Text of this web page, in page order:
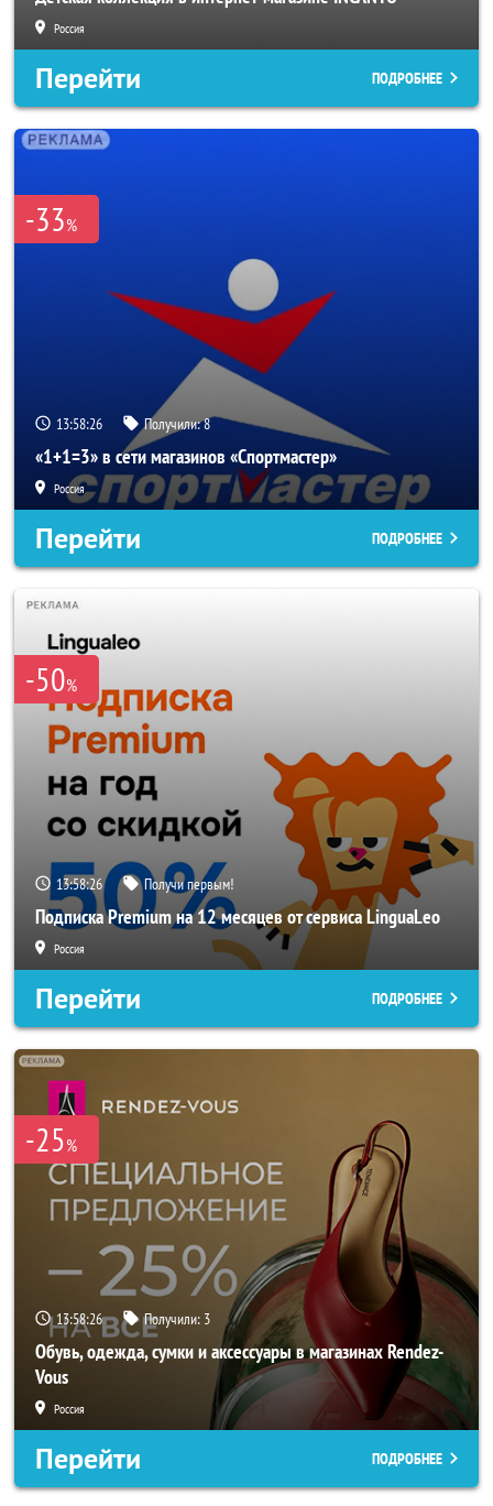
Россия
Перейти ПОДРОБНЕЕ
-33%
13:58:24 Получили:8
«1+1=3» в сети магазинов «Спортмастер»
Россия
Перейти ПОДРОБНЕЕ
-50%
13:58:24 Получи первым!
Подписка Premium на 12 месяцев от сервиса LinguaLeo
Россия
Перейти ПОДРОБНЕЕ
-25%
13:58:24 Получили: 3
Обувь, одежда, сумки и аксессуары в магазинах Rendez-
Vous
Россия
Перейти ПОДРОБНЕЕ